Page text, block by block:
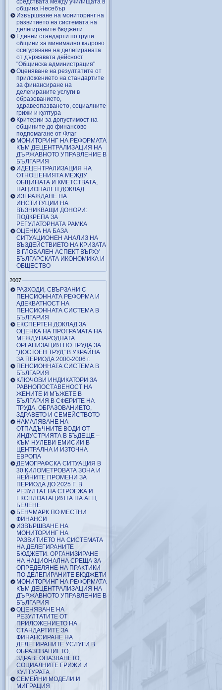
средствата между училищата в
община Несебър
Извършване на мониторинг на
развитието на системата на
делегираните бюджети
Единни стандарти по групи
общини за минимално кадрово
осигуряване на делегираната
от държавата дейсност
"Общинска администрация"
Оценяване на резултатите от
приложението на стандартите
за финансиране на
делегираните услуги в
образованието,
здравеопазването, социалните
грижи и култура
Критерии за допустимост на
общините до финансово
подпомагане от Флаг
МОНИТОРИНГ НА РЕФОРМАТА
КЪМ ДЕЦЕНТРАЛИЗАЦИЯ НА
ДЪРЖАВНОТО УПРАВЛЕНИЕ В
БЪЛГАРИЯ
ИДЕЦЕНТРАЛИЗАЦИЯ НА
ОТНОШЕНИЯТА МЕЖДУ
ОБЩИНАТА И КМЕТСТВАТА,
НАЦИОНАЛЕН ДОКЛАД
ИЗГРАЖДАНЕ НА
ИНСТИТУЦИИ НА
ВЪЗНИКВАЩИ ДОНОРИ:
ПОДКРЕПА ЗА
РЕГУЛАТОРНАТА РАМКА
ОЦЕНКА НА БАЗА
СИТУАЦИОНЕН АНАЛИЗ НА
ВЪЗДЕЙСТВИЕТО НА КРИЗАТА
В ГЛОБАЛЕН АСПЕКТ ВЪРХУ
БЪЛГАРСКАТА ИКОНОМИКА И
ОБЩЕСТВО
2007
РАЗХОДИ, СВЪРЗАНИ С
ПЕНСИОННАТА РЕФОРМА И
АДЕКВАТНОСТ НА
ПЕНСИОННАТА СИСТЕМА В
БЪЛГАРИЯ
ЕКСПЕРТЕН ДОКЛАД ЗА
ОЦЕНКА НА ПРОГРАМАТА НА
МЕЖДУНАРОДНАТА
ОРГАНИЗАЦИЯ ПО ТРУДА ЗА
“ДОСТОЕН ТРУД” В УКРАЙНА
ЗА ПЕРИОДА 2000-2006 г.
ПЕНСИОННАТА СИСТЕМА В
БЪЛГАРИЯ
КЛЮЧОВИ ИНДИКАТОРИ ЗА
РАВНОПОСТАВЕНОСТ НА
ЖЕНИТЕ И МЪЖЕТЕ В
БЪЛГАРИЯ В СФЕРИТЕ НА
ТРУДА, ОБРАЗОВАНИЕТО,
ЗДРАВЕТО И СЕМЕЙСТВОТО
НАМАЛЯВАНЕ НА
ОТПАДЪЧНИТЕ ВОДИ ОТ
ИНДУСТРИЯТА В БЪДЕЩЕ –
КЪМ НУЛЕВИ ЕМИСИИ В
ЦЕНТРАЛНА И ИЗТОЧНА
ЕВРОПА
ДЕМОГРАФСКА СИТУАЦИЯ В
30 КИЛОМЕТРОВАТА ЗОНА И
НЕЙНИТЕ ПРОМЕНИ ЗА
ПЕРИОДА ДО 2025 Г. В
РЕЗУЛТАТ НА СТРОЕЖА И
ЕКСПЛОАТАЦИЯТА НА АЕЦ
БЕЛЕНЕ
БЕНЧМАРК ПО МЕСТНИ
ФИНАНСИ
ИЗВЪРШВАНЕ НА
МОНИТОРИНГ НА
РАЗВИТИЕТО НА СИСТЕМАТА
НА ДЕЛЕГИРАНИТЕ
БЮДЖЕТИ. ОРГАНИЗИРАНЕ
НА НАЦИОНАЛНА СРЕЩА ЗА
ОПРЕДЕЛЯНЕ НА ПРАКТИКИ
ПО ДЕЛЕГИРАНИТЕ БЮДЖЕТИ
МОНИТОРИНГ НА РЕФОРМАТА
КЪМ ДЕЦЕНТРАЛИЗАЦИЯ НА
ДЪРЖАВНОТО УПРАВЛЕНИЕ В
БЪЛГАРИЯ
ОЦЕНЯВАНЕ НА
РЕЗУЛТАТИТЕ ОТ
ПРИЛОЖЕНИЕТО НА
СТАНДАРТИТЕ ЗА
ФИНАНСИРАНЕ НА
ДЕЛЕГИРАНИТЕ УСЛУГИ В
ОБРАЗОВАНИЕТО,
ЗДРАВЕОПАЗВАНЕТО,
СОЦИАЛНИТЕ ГРИЖИ И
КУЛТУРАТА
СЕМЕЙНИ МОДЕЛИ И
МИГРАЦИЯ